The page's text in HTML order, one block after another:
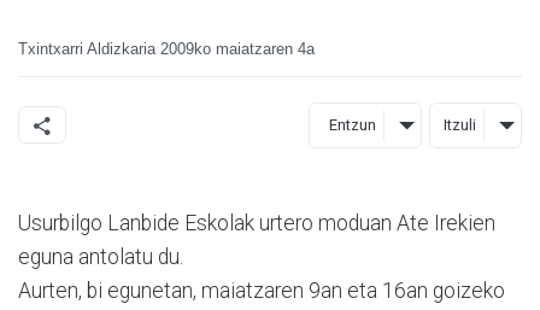
Txintxarri Aldizkaria 2009ko maiatzaren 4a
Entzun Itzuli
Usurbilgo Lanbide Eskolak urtero moduan Ate Irekien
eguna antolatu du.
Aurten, bi egunetan, maiatzaren 9an eta 16an goizeko